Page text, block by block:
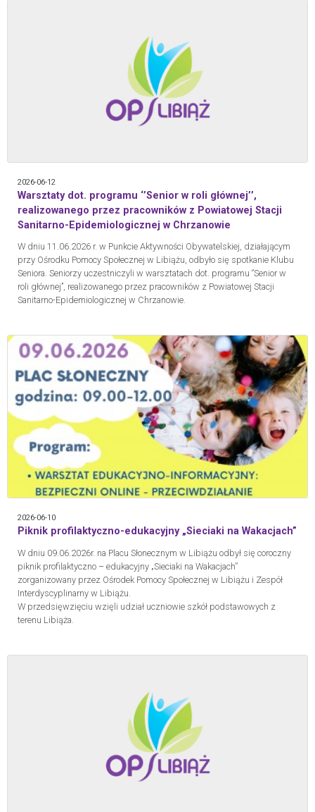
2026-06-12
Warsztaty dot. programu ‘’Senior w roli głównej’’,
realizowanego przez pracowników z Powiatowej Stacji
Sanitarno-Epidemiologicznej w Chrzanowie
W dniu 11.06.2026 r. w Punkcie Aktywności Obywatelskiej, działającym
przy Ośrodku Pomocy Społecznej w Libiążu, odbyło się spotkanie Klubu
Seniora. Seniorzy uczestniczyli w warsztatach dot. programu ‘’Senior w
roli głównej’’, realizowanego przez pracowników z Powiatowej Stacji
Sanitarno-Epidemiologicznej w Chrzanowie.
2026-06-10
Piknik profilaktyczno-edukacyjny „Sieciaki na Wakacjach”
W dniu 09.06.2026r. na Placu Słonecznym w Libiążu odbył się coroczny
piknik profilaktyczno – edukacyjny „Sieciaki na Wakacjach”
zorganizowany przez Ośrodek Pomocy Społecznej w Libiążu i Zespół
Interdyscyplinarny w Libiążu.
W przedsięwzięciu wzięli udział uczniowie szkół podstawowych z
terenu Libiąża.